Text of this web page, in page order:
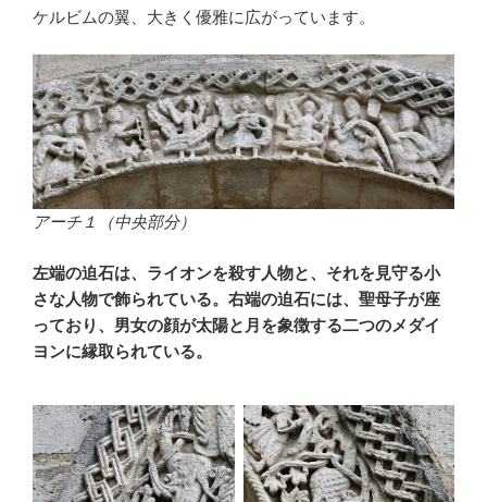
ケルビムの翼、大きく優雅に広がっています。
アーチ１（中央部分）
左端の迫石は、ライオンを殺す人物と、それを見守る小
さな人物で飾られている。右端の迫石には、聖母子が座
っており、男女の顔が太陽と月を象徴する二つのメダイ
ヨンに縁取られている。